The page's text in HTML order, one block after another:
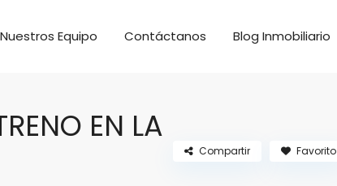
Nuestros Equipo Contáctanos Blog Inmobiliario
EN LA
Compartir Favorito